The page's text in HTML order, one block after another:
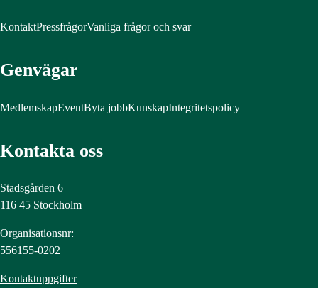
KontaktPressfrågorVanliga frågor och svar
Genvägar
MedlemskapEventByta jobbKunskapIntegritetspolicy
Kontakta oss
Stadsgården 6
116 45 Stockholm
Organisationsnr:
556155-0202
Kontaktuppgifter